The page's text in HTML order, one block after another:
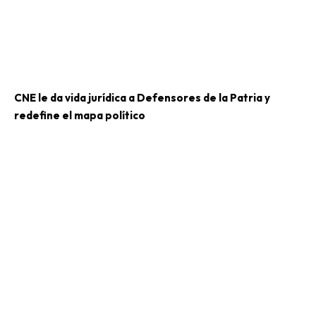
CNE le da vida jurídica a Defensores de la Patria y
redefine el mapa político